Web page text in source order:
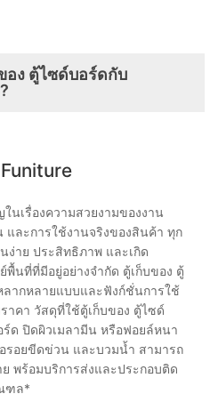
อง ตู้ไซด์บอร์ดกับ
นเรื่องความสวยงามของงาน
ละการใช้งานจริงของสินค้า ทุก
ง่าย ประสิทธิภาพ และเกิด
พื้นที่ที่มีอยู่อย่างจำกัด ตู้เก็บของ ตู้
ากหลายแบบและฟังก์ชั่นการใช้
าคา วัสดุที่ใช้ตู้เก็บของ ตู้ไซด์
ร์ด ปิดผิวเมลามีน หรือฟอยล์หนา
รอยขีดข่วน และบวมน้ำ สามารถ
พร้อมบริการส่งและประกอบติด
ฑล*